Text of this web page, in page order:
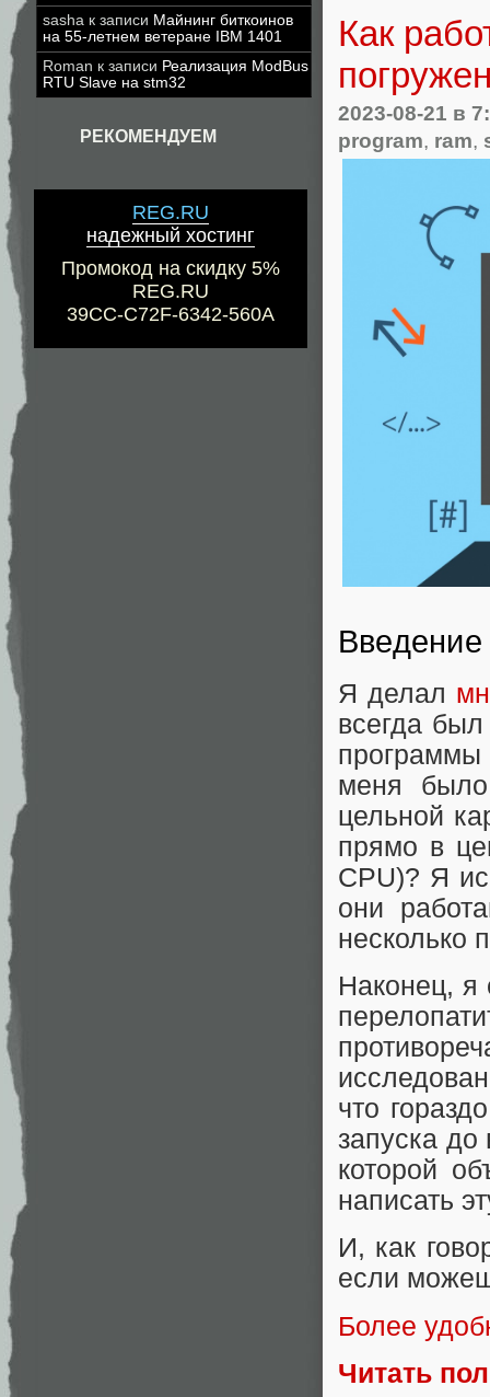
sasha к записи Майнинг биткоинов
на 55-летнем ветеране IBM 1401
Roman к записи Реализация ModBus
RTU Slave на stm32
РЕКОМЕНДУЕМ
REG.RU
надежный хостинг
Промокод на скидку 5%
REG.RU
39CC-C72F-6342-560A
Как
2023-08-21 в
program, ram,
Введение
Я делал
всегда был
меня
цельной
прямо в
CPU)? Я
они
несколько
Наконец, я
что
запуска
которой
написать
И, как
если
Более
Читать